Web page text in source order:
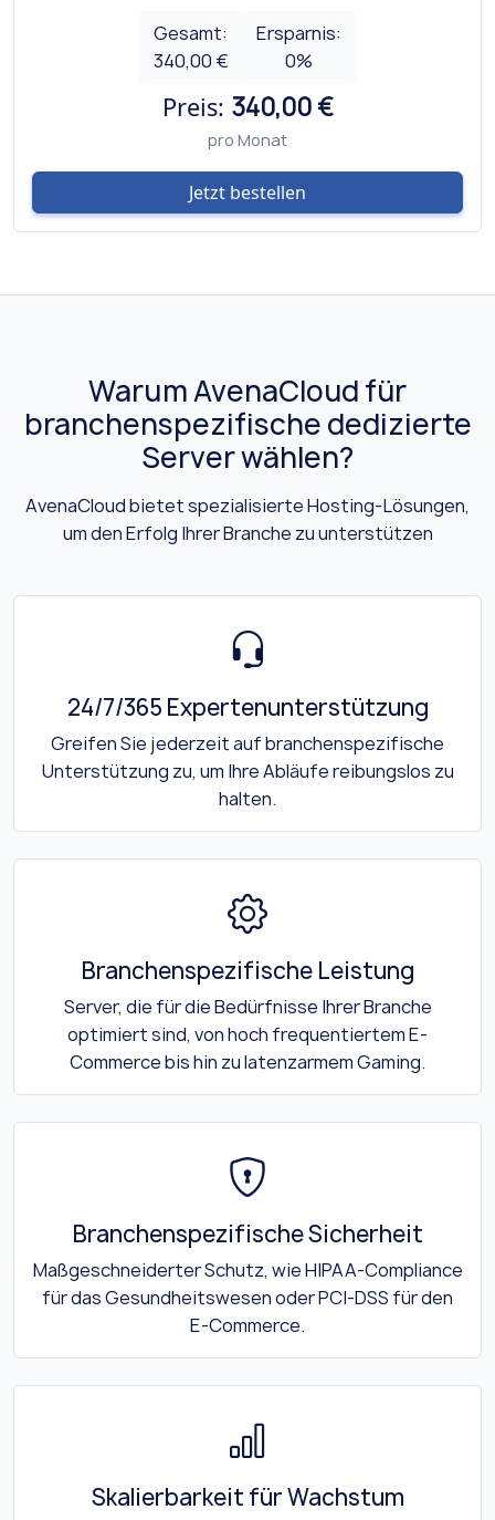
Gesamt:
340,00 €
Ersparnis:
0%
Preis: 340,00 €
pro Monat
Jetzt bestellen
Warum AvenaCloud für
branchenspezifische dedizierte
Server wählen?
AvenaCloud bietet spezialisierte Hosting-Lösungen,
um den Erfolg Ihrer Branche zu unterstützen
24/7/365 Expertenunterstützung
Greifen Sie jederzeit auf branchenspezifische
Unterstützung zu, um Ihre Abläufe reibungslos zu
halten.
Branchenspezifische Leistung
Server, die für die Bedürfnisse Ihrer Branche
optimiert sind, von hoch frequentiertem E-
Commerce bis hin zu latenzarmem Gaming.
Branchenspezifische Sicherheit
Maßgeschneiderter Schutz, wie HIPAA-Compliance
für das Gesundheitswesen oder PCI-DSS für den
E-Commerce.
Skalierbarkeit für Wachstum